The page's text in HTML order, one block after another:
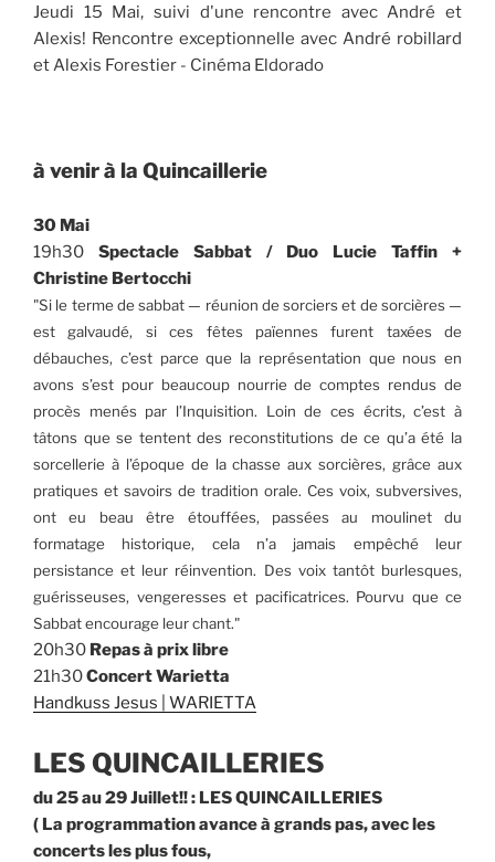
Jeudi 15 Mai, suivi d'une rencontre avec André et
Alexis! Rencontre exceptionnelle avec André robillard
et Alexis Forestier - Cinéma Eldorado
à venir à la Quincaillerie
30 Mai
19h30 Spectacle Sabbat / Duo Lucie Taffin +
Christine Bertocchi
"Si le terme de sabbat — réunion de sorciers et de sorcières —
est galvaudé, si ces fêtes païennes furent taxées de
débauches, c’est parce que la représentation que nous en
avons s’est pour beaucoup nourrie de comptes rendus de
procès menés par l’Inquisition. Loin de ces écrits, c’est à
tâtons que se tentent des reconstitutions de ce qu’a été la
sorcellerie à l’époque de la chasse aux sorcières, grâce aux
pratiques et savoirs de tradition orale. Ces voix, subversives,
ont eu beau être étouffées, passées au moulinet du
formatage historique, cela n’a jamais empêché leur
persistance et leur réinvention. Des voix tantôt burlesques,
guérisseuses, vengeresses et pacificatrices. Pourvu que ce
Sabbat encourage leur chant."
20h30 Repas à prix libre
21h30Concert Warietta
Handkuss Jesus | WARIETTA
LES QUINCAILLERIES
du 25 au 29 Juillet!! : LES QUINCAILLERIES
( La programmation avance à grands pas, avec les
concerts les plus fous,